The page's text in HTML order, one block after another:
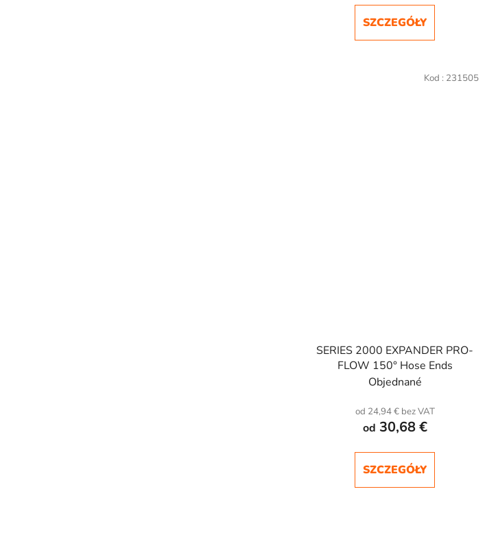
SZCZEGÓŁY
SERIES 2000 EXPANDER PRO-
FLOW 150° Hose Ends
Objednané
od 24,94 € bez VAT
od 30,68 €
SZCZEGÓŁY
Kod : 231505